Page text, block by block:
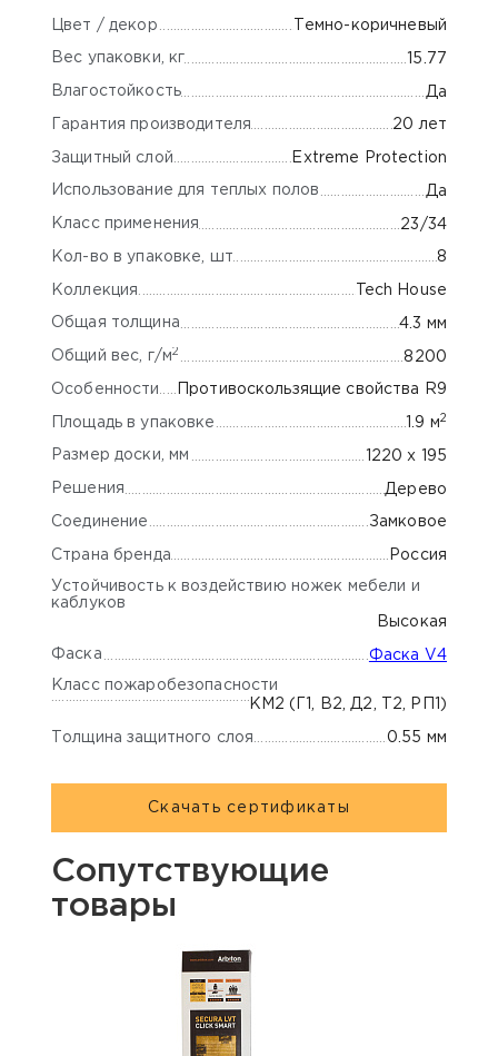
Цвет / декор Темно-коричневый
Вес упаковки, кг 15.77
Влагостойкость Да
Гарантия производителя 20 лет
Защитный слой Extreme Protection
Использование для теплых полов Да
Класс применения 23/34
Кол-во в упаковке, шт 8
Коллекция Tech House
Общая толщина 4.3 мм
Общий вес, г/м2 8200
Особенности Противоскользящие свойства R9
Площадь в упаковке 1.9 м2
Размер доски, мм 1220 х 195
Решения Дерево
Соединение Замковое
Страна бренда Россия
Устойчивость к воздействию ножек мебели и
каблуков
Высокая
Фаска Фаска V4
Класс пожаробезопасности
КМ2 (Г1, В2, Д2, Т2, РП1)
Толщина защитного слоя 0.55 мм
Скачать сертификаты
Сопутствующие
товары